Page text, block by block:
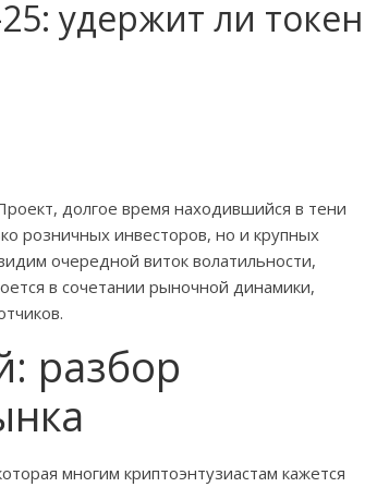
удержит ли токен
долгое время находившийся в тени
розничных инвесторов, но и крупных
очередной виток волатильности,
в сочетании рыночной динамики,
разбор
многим криптоэнтузиастам кажется